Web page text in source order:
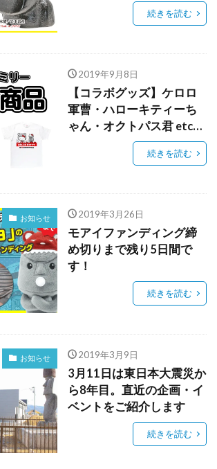
続きを読む
2019年9月8日
【コラボグッズ】ケロロ
軍曹・ハローキティーち
ゃん・オクトパス君 etc…
続きを読む
お知らせ 2019年3月26日
モアイファンディング締
め切りまで残り5日間で
す！
続きを読む
お知らせ 2019年3月9日
3月11日は東日本大震災か
ら8年目。直近の企画・イ
ベントをご紹介します
続きを読む